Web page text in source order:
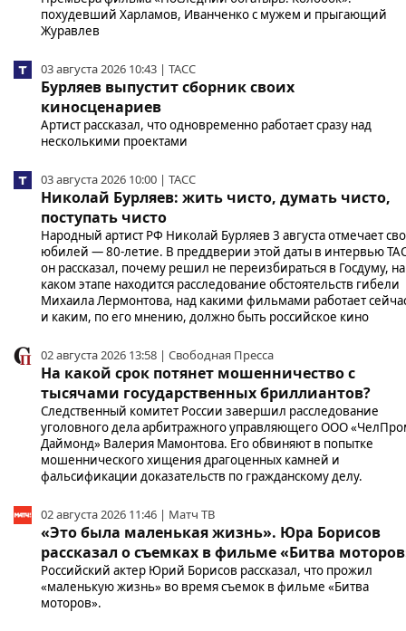
похудевший Харламов, Иванченко с мужем и прыгающий
Журавлев
03 августа 2026 10:43 | ТАСС
Бурляев выпустит сборник своих
киносценариев
Артист рассказал, что одновременно работает сразу над
несколькими проектами
03 августа 2026 10:00 | ТАСС
Николай Бурляев: жить чисто, думать чисто,
поступать чисто
Народный артист РФ Николай Бурляев 3 августа отмечает
юбилей — 80-летие. В преддверии этой даты в интервью
он рассказал, почему решил не переизбираться в Госдуму, на
каком этапе находится расследование обстоятельств гибели
Михаила Лермонтова, над какими фильмами работает
и каким, по его мнению, должно быть российское кино
02 августа 2026 13:58 | Свободная Пресса
На какой срок потянет мошенничество с
тысячами государственных бриллиантов?
Следственный комитет России завершил расследование
уголовного дела арбитражного управляющего ООО
Даймонд» Валерия Мамонтова. Его обвиняют в попытке
мошеннического хищения драгоценных камней и
фальсификации доказательств по гражданскому делу.
02 августа 2026 11:46 | Матч ТВ
«Это была маленькая жизнь». Юра Борисов
рассказал о съемках в фильме «Битва
Российский актер Юрий Борисов рассказал, что прожил
«маленькую жизнь» во время съемок в фильме «Битва
моторов».